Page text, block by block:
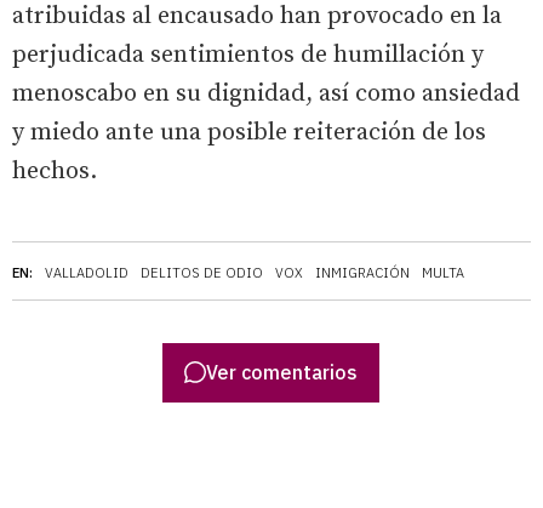
EN: VALLADOLID DELITOS DE ODIO VOX INMIGRACIÓN MULTA
atribuidas al encausado han provocado en la
perjudicada sentimientos de humillación y
menoscabo en su dignidad, así como ansiedad
y miedo ante una posible reiteración de los
hechos.
Ver comentarios